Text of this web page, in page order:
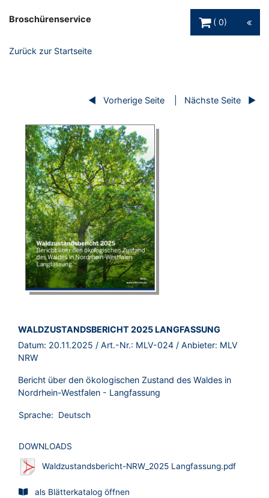
Broschürenservice
0
Zurück zur Startseite
Vorherige Seite Nächste Seite
BROSCHÜRE:
WALDZUSTANDSBERICHT 2025 LANGFASSUNG
Datum: 20.11.2025 / Art.-Nr.: MLV-024 / Anbieter: MLV
NRW
Bericht über den ökologischen Zustand des Waldes in
Nordrhein-Westfalen - Langfassung
Sprache: Deutsch
DOWNLOADS
Waldzustandsbericht-NRW_2025 Langfassung.pdf
als Blätterkatalog öffnen